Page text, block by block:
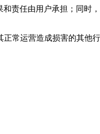
责任由用户承担；同时
常运营造成损害的其他